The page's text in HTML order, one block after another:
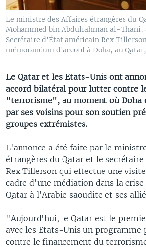
Le ministre des Affaires étrangères du
Mohammed bin Abdulrahman al-Thani,
Secrétaire d'État américain Rex
mémorandum d'accord à Doha, au
Le Qatar et les Etats-Unis ont
accord bilatéral pour lutter contre
"terrorisme", au moment où Doha
par ses voisins pour son soutien
groupes extrémistes.
L'annonce a été faite par le
étrangères du Qatar et le
Rex Tillerson qui effectue une
cadre d'une médiation dans la crise
Qatar à l'Arabie saoudite et ses
"Aujourd'hui, le Qatar est le
avec les Etats-Unis un programme
contre le financement du